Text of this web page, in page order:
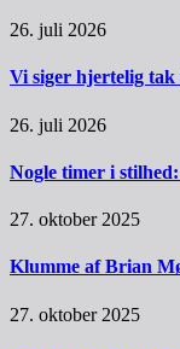
26. juli 2026
Vi siger hjertelig tak
26. juli 2026
Nogle timer i
27. oktober 2025
Klumme af Brian
27. oktober 2025